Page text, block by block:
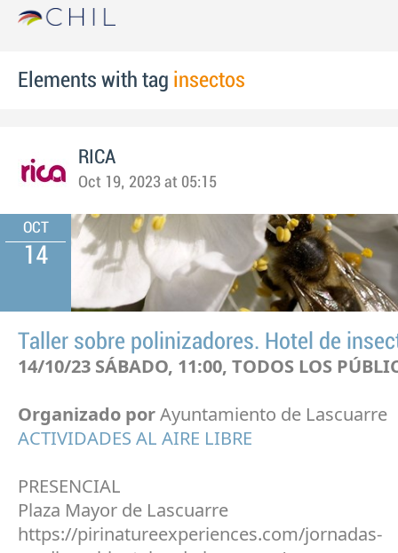
Elements with tag insectos
RICA
Oct 19, 2023 at 05:15
OCT
14
Taller sobre polinizadores. Hotel de
14/10/23 SÁBADO, 11:00, TODOS LOS
Organizado porAyuntamiento de Lascuarre
ACTIVIDADES AL AIRE LIBRE
PRESENCIAL
Plaza Mayor de Lascuarre
https://pirinatureexperiences.com/jornadas-